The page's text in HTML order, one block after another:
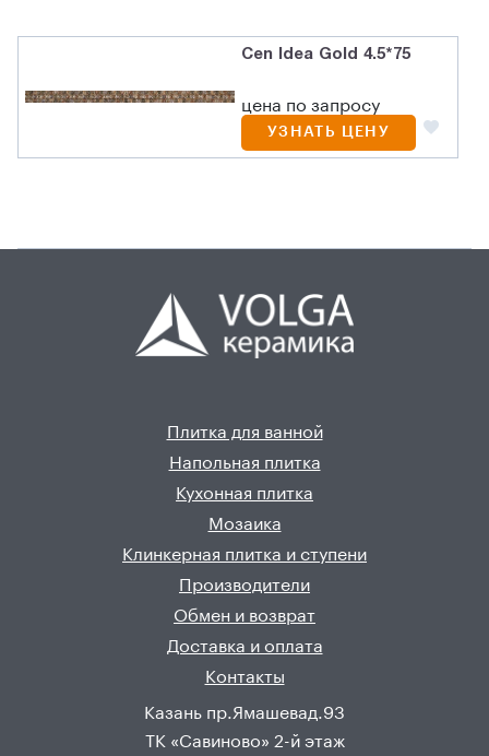
Cen Idea Gold 4.5*75
цена по запросу
УЗНАТЬ ЦЕНУ
Плитка для ванной
Напольная плитка
Кухонная плитка
Мозаика
Клинкерная плитка и ступени
Производители
Обмен и возврат
Доставка и оплата
Контакты
Казань пр.Ямашевад.93
ТК «Савиново» 2-й этаж